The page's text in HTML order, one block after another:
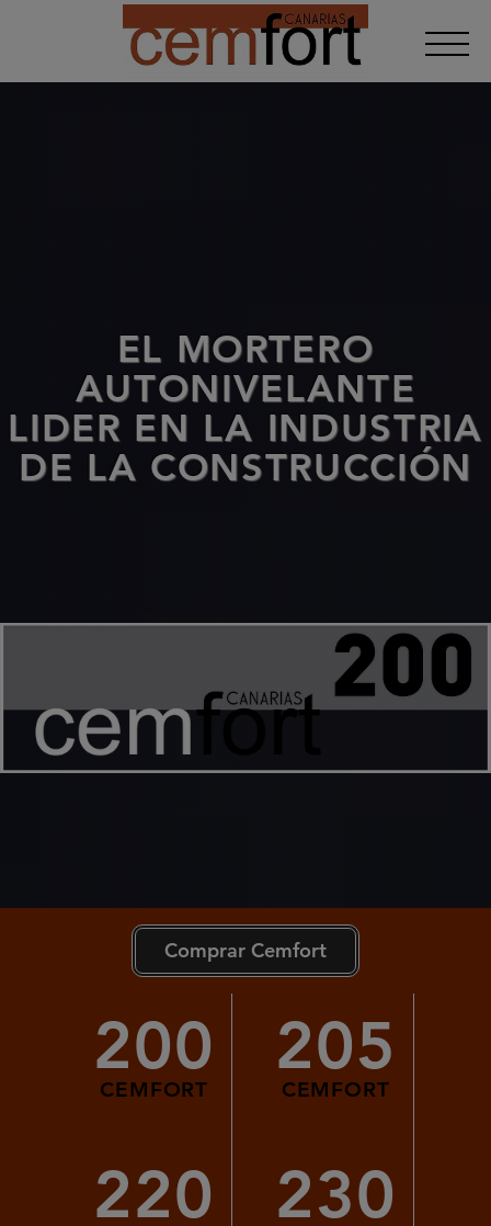
EL MORTERO
AUTONIVELANTE
LIDER EN LA INDUSTRIA
DE LA CONSTRUCCIÓN
Comprar Cemfort
200
CEMFORT
205
CEMFORT
220 230